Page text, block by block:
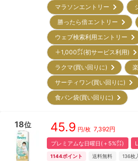
マラソンエントリー
勝ったら倍エントリー
ウェブ検索利用エントリー
＋1,000㌽(初サービス利用)
ラクマ(買い回りに)
サーティワン(買い回りに)
食パン袋(買い回りに)
18位 45.9 円/枚 7,392円
プレミアムな日曜日(＋5%㌽)
1144ポイント 送料無料 136枚